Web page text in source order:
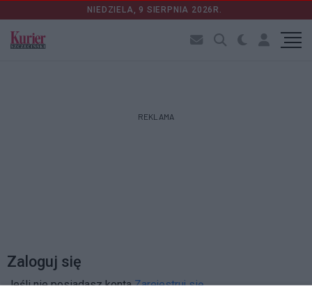
NIEDZIELA, 9 SIERPNIA 2026R.
REKLAMA
Zaloguj się